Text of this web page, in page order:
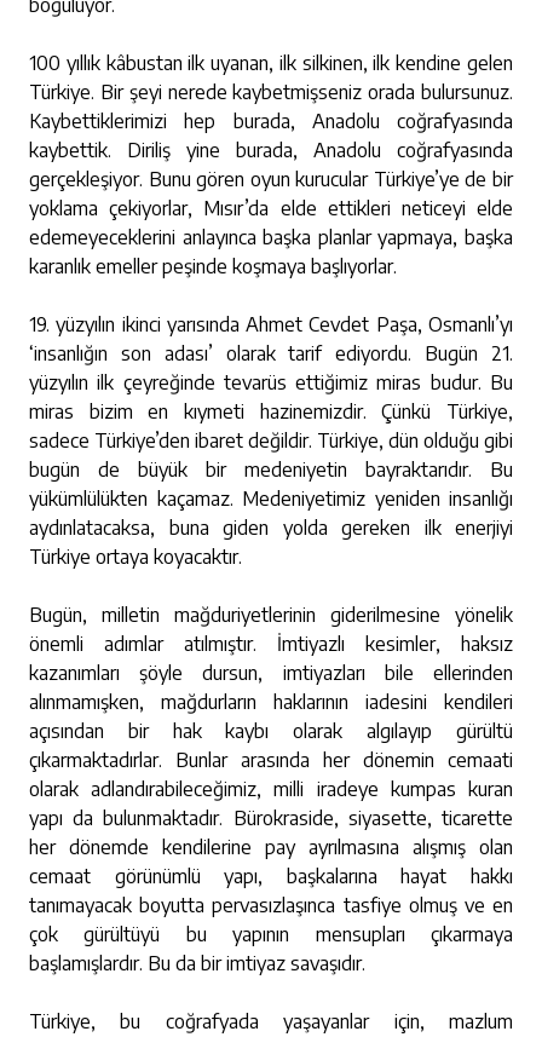
boğuluyor.
100 yıllık kâbustan ilk uyanan, ilk silkinen, ilk kendine gelen
Türkiye. Bir şeyi nerede kaybetmişseniz orada bulursunuz.
Kaybettiklerimizi hep burada, Anadolu coğrafyasında
kaybettik. Diriliş yine burada, Anadolu coğrafyasında
gerçekleşiyor. Bunu gören oyun kurucular Türkiye’ye de bir
yoklama çekiyorlar, Mısır’da elde ettikleri neticeyi elde
edemeyeceklerini anlayınca başka planlar yapmaya, başka
karanlık emeller peşinde koşmaya başlıyorlar.
19. yüzyılın ikinci yarısında Ahmet Cevdet Paşa, Osmanlı’yı
‘insanlığın son adası’ olarak tarif ediyordu. Bugün 21.
yüzyılın ilk çeyreğinde tevarüs ettiğimiz miras budur. Bu
miras bizim en kıymeti hazinemizdir. Çünkü Türkiye,
sadece Türkiye’den ibaret değildir. Türkiye, dün olduğu gibi
bugün de büyük bir medeniyetin bayraktarıdır. Bu
yükümlülükten kaçamaz. Medeniyetimiz yeniden insanlığı
aydınlatacaksa, buna giden yolda gereken ilk enerjiyi
Türkiye ortaya koyacaktır.
Bugün, milletin mağduriyetlerinin giderilmesine yönelik
önemli adımlar atılmıştır. İmtiyazlı kesimler, haksız
kazanımları şöyle dursun, imtiyazları bile ellerinden
alınmamışken, mağdurların haklarının iadesini kendileri
açısından bir hak kaybı olarak algılayıp gürültü
çıkarmaktadırlar. Bunlar arasında her dönemin cemaati
olarak adlandırabileceğimiz, milli iradeye kumpas kuran
yapı da bulunmaktadır. Bürokraside, siyasette, ticarette
her dönemde kendilerine pay ayrılmasına alışmış olan
cemaat görünümlü yapı, başkalarına hayat hakkı
tanımayacak boyutta pervasızlaşınca tasfiye olmuş ve en
çok gürültüyü bu yapının mensupları çıkarmaya
başlamışlardır. Bu da bir imtiyaz savaşıdır.
Türkiye, bu coğrafyada yaşayanlar için, mazlum